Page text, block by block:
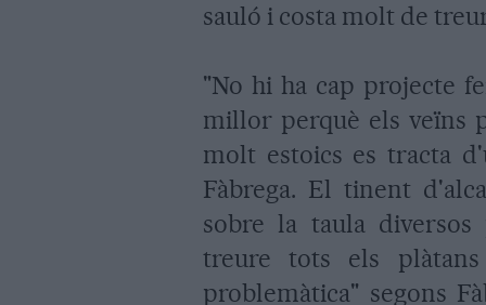
sauló i costa molt de
"No hi ha cap projecte
millor perquè els veïns
molt estoics es tracta
Fàbrega. El tinent
sobre la taula
treure tots els
problemàtica" segons